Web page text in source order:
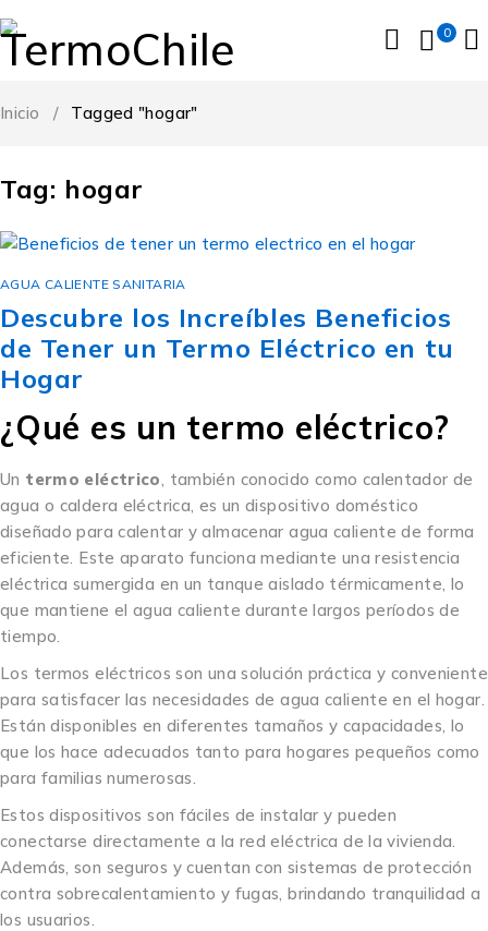
0
Tag: hogar
Inicio / Tagged "hogar"
AGUA CALIENTE SANITARIA
Descubre los Increíbles Beneficios
de Tener un Termo Eléctrico en tu
Hogar
¿Qué es un termo eléctrico?
Un termo eléctrico, también conocido como calentador de
agua o caldera eléctrica, es un dispositivo doméstico
diseñado para calentar y almacenar agua caliente de forma
eficiente. Este aparato funciona mediante una resistencia
eléctrica sumergida en un tanque aislado térmicamente, lo
que mantiene el agua caliente durante largos períodos de
tiempo.
Los termos eléctricos son una solución práctica y conveniente
para satisfacer las necesidades de agua caliente en el hogar.
Están disponibles en diferentes tamaños y capacidades, lo
que los hace adecuados tanto para hogares pequeños como
para familias numerosas.
Estos dispositivos son fáciles de instalar y pueden
conectarse directamente a la red eléctrica de la vivienda.
Además, son seguros y cuentan con sistemas de protección
contra sobrecalentamiento y fugas, brindando tranquilidad a
los usuarios.